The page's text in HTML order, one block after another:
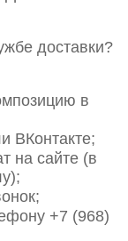
доставки?
в
ВКонтакте;
на сайте (в
+7 (968)